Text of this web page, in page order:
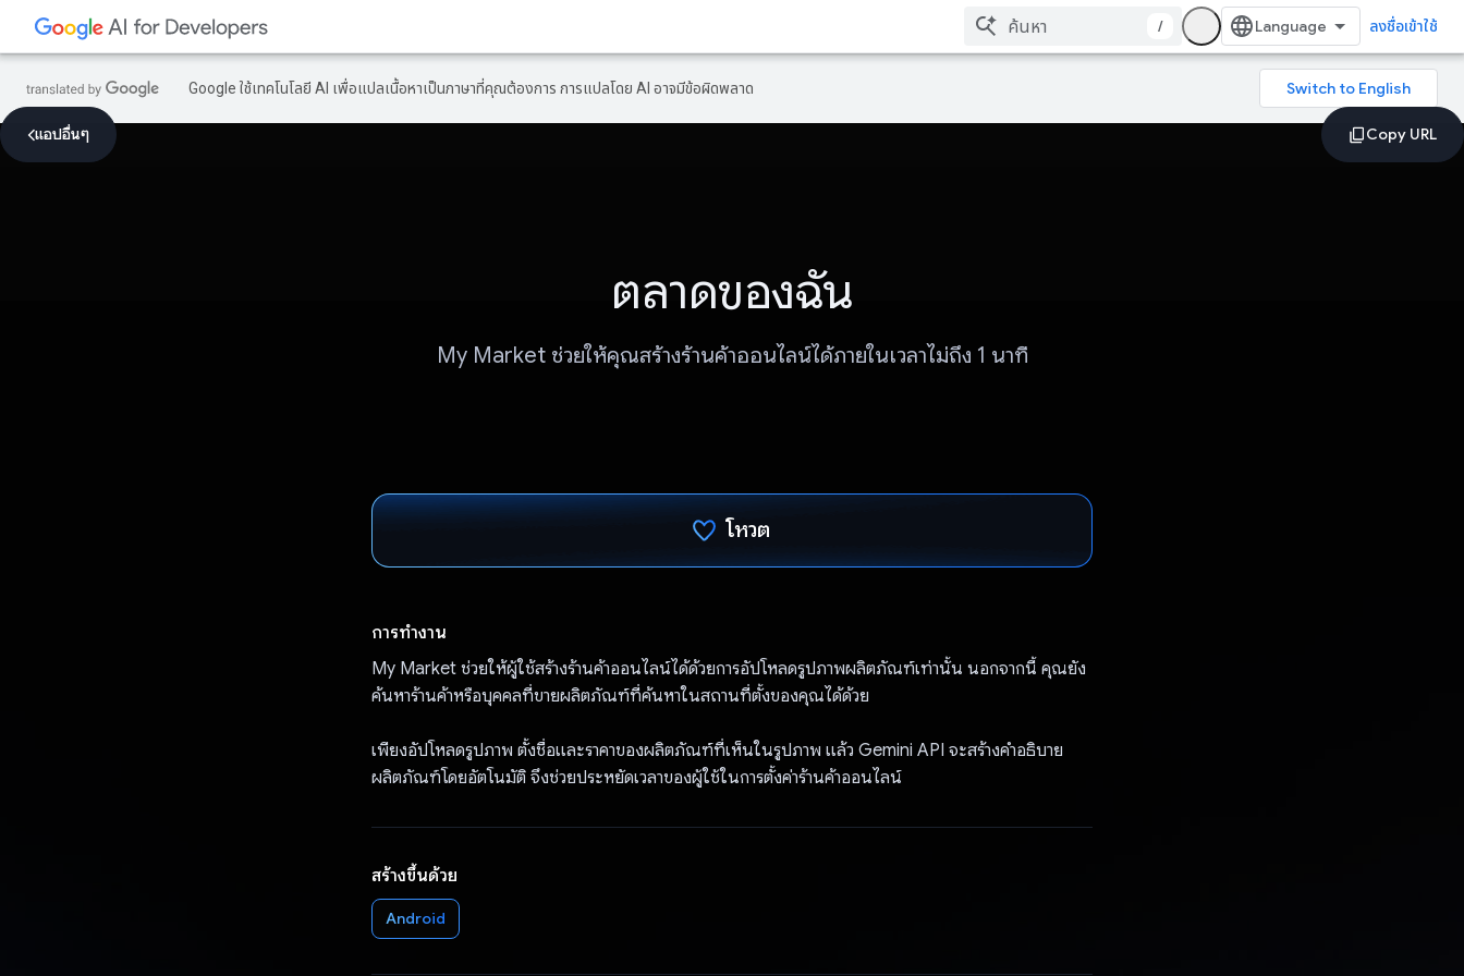
/ ลงชื่อเข้าใช้
Google ใช้เทคโนโลยี AI เพื่อแปลเนื้อหาเป็นภาษาที่คุณต้องการ การแปลโดย AI อาจมีข้อผิดพลาด
แอปอื่นๆ
ตลาดของฉัน
My Market ช่วยให้คุณสร้างร้านค้าออนไลน์ได้ภายในเวลาไม่ถึง 1 นาที
โหวต
การทำงาน
My Market ช่วยให้ผู้ใช้สร้างร้านค้าออนไลน์ได้ด้วยการอัปโหลดรูปภาพผลิตภัณฑ์เท่านั้น นอกจากนี้ คุณยัง
ค้นหาร้านค้าหรือบุคคลที่ขายผลิตภัณฑ์ที่ค้นหาในสถานที่ตั้งของคุณได้ด้วย
เพียงอัปโหลดรูปภาพ ตั้งชื่อและราคาของผลิตภัณฑ์ที่เห็นในรูปภาพ แล้ว Gemini API จะสร้างคำอธิบาย
ผลิตภัณฑ์โดยอัตโนมัติ จึงช่วยประหยัดเวลาของผู้ใช้ในการตั้งค่าร้านค้าออนไลน์
สร้างขึ้นด้วย
Android